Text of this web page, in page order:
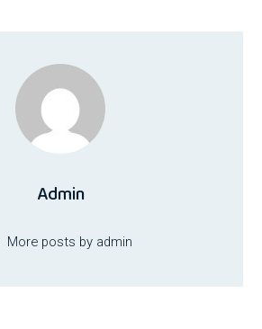
Admin
More posts by admin